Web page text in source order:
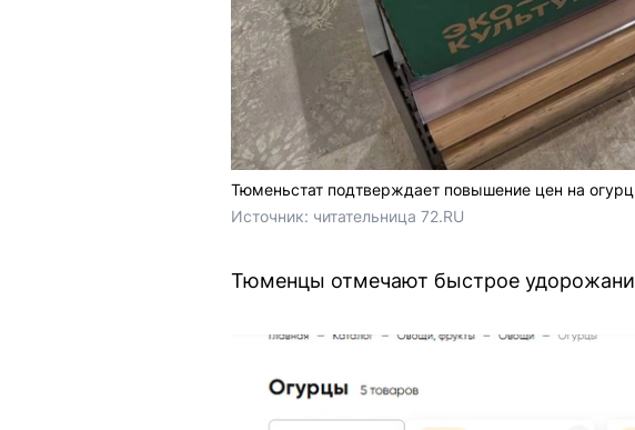
Тюменьстат подтверждает повышение цен на
Источник: читательница 72.RU
Тюменцы отмечают быстрое